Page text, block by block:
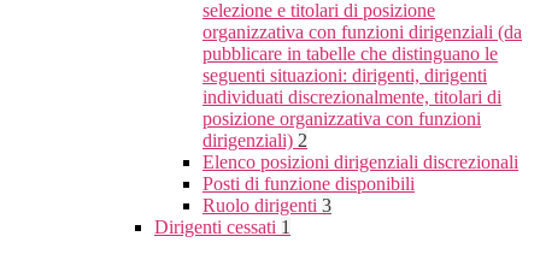
selezione e titolari di posizione
organizzativa con funzioni dirigenziali (da
pubblicare in tabelle che distinguano le
seguenti situazioni: dirigenti, dirigenti
individuati discrezionalmente, titolari di
posizione organizzativa con funzioni
dirigenziali) 2
Elenco posizioni dirigenziali discrezionali
Posti di funzione disponibili
Ruolo dirigenti 3
Dirigenti cessati 1